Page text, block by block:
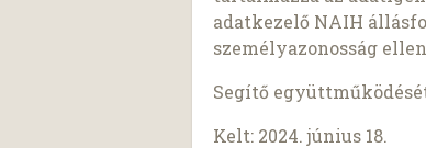
adatkezelő NAIH
személyazonosság
Segítő
Kelt: 2024. június 18.